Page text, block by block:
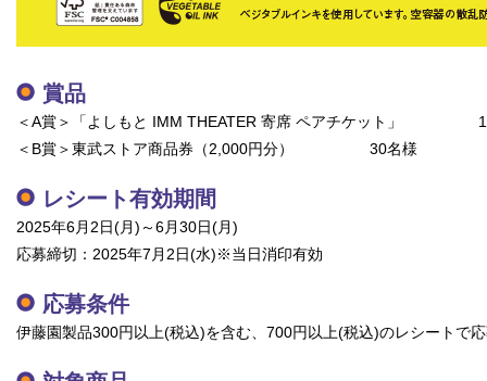
賞品
＜A賞＞「よしもと IMM THEATER 寄席 ペアチケット」
＜B賞＞東武ストア商品券（2,000円分） 30名様
レシート有効期間
2025年6月2日(月)～6月30日(月)
応募締切：2025年7月2日(水)※当日消印有効
応募条件
伊藤園製品300円以上(税込)を含む、700円以上(税込)のレシートで